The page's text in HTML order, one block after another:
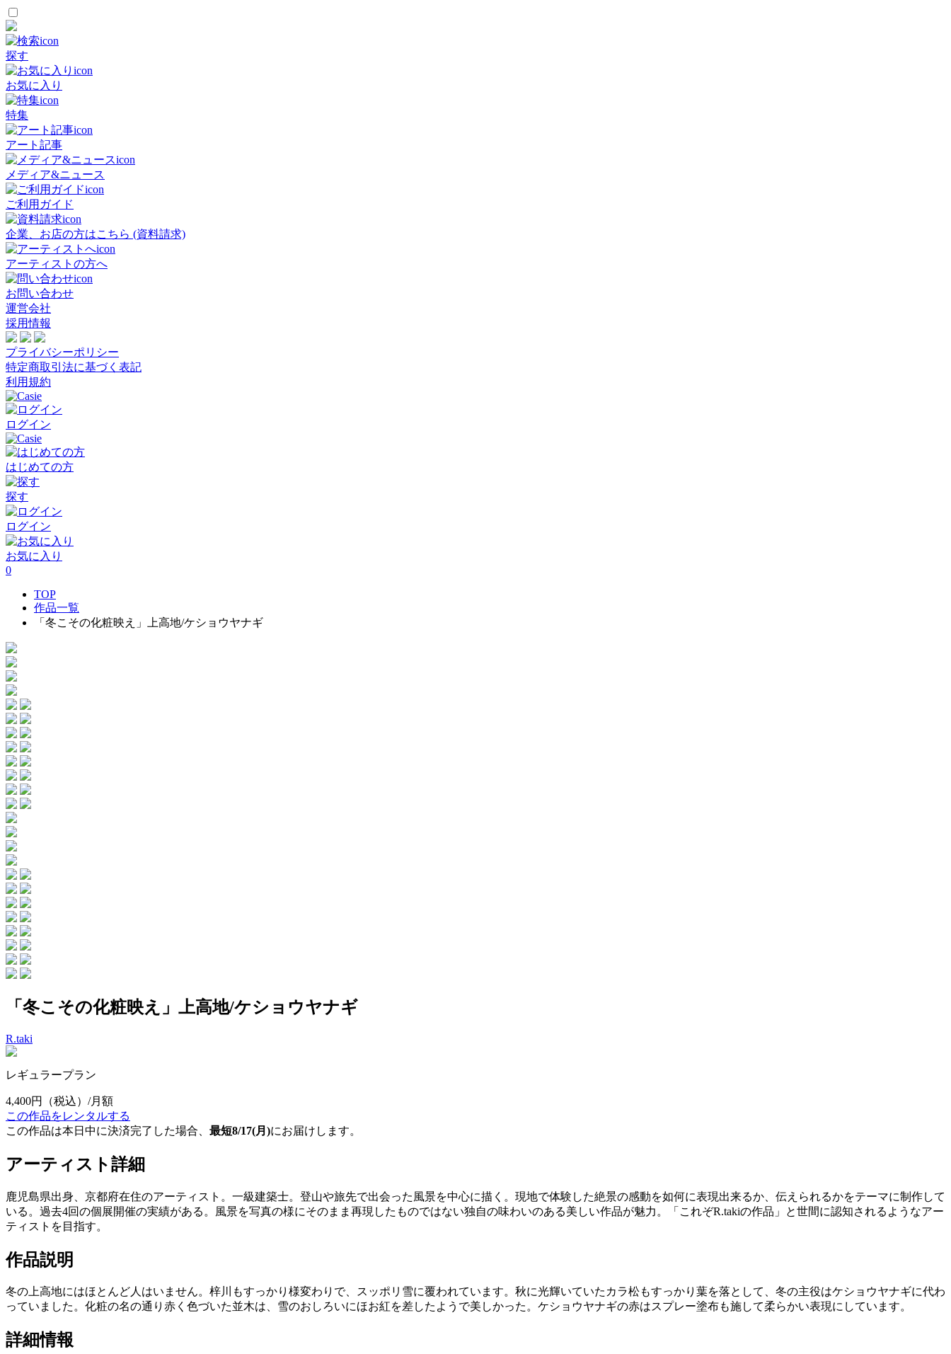
探す
お気に入り
特集
アート記事
メディア&ニュース
ご利用ガイド
企業、お店の方はこちら (資料請求)
アーティストの方へ
お問い合わせ
運営会社
採用情報
プライバシーポリシー
特定商取引法に基づく表記
利用規約
ログイン
はじめての方
探す
ログイン
お気に入り
0
TOP
作品一覧
「冬こその化粧映え」上高地/ケショウヤナギ
「冬こその化粧映え」上高地/ケショウヤナギ
R.taki
レギュラープラン
4,400円
（税込）/月額
この作品をレンタルする
この作品は本日中に決済完了した場合、 最短8/17(月)にお届けします。
アーティスト詳細
鹿児島県出身、京都府在住のアーティスト。一級建築士。登山や旅先で出会った風景を中心に描く。現地で体験した絶景の感動を如何に表現出来るか、伝えられるかをテーマに制作して
いる。過去4回の個展開催の実績がある。風景を写真の様にそのまま再現したものではない独自の味わいのある美しい作品が魅力。「これぞR.takiの作品」と世間に認知されるようなアー
ティストを目指す。
作品説明
冬の上高地にはほとんど人はいません。梓川もすっかり様変わりで、スッポリ雪に覆われています。秋に光輝いていたカラ松もすっかり葉を落として、冬の主役はケショウヤナギに代わ
っていました。化粧の名の通り赤く色づいた並木は、雪のおしろいにほお紅を差したようで美しかった。ケショウヤナギの赤はスプレー塗布も施して柔らかい表現にしています。
詳細情報